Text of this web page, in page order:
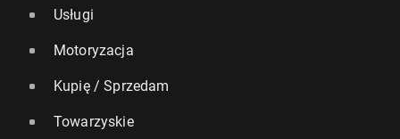
Usługi
Motoryzacja
Kupię / Sprzedam
Towarzyskie